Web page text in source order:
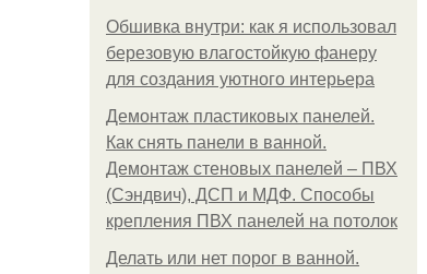
Обшивка внутри: как я использовал
березовую влагостойкую фанеру
для создания уютного интерьера
Демонтаж пластиковых панелей.
Как снять панели в ванной.
Демонтаж стеновых панелей – ПВХ
(Сэндвич), ДСП и МДФ. Способы
крепления ПВХ панелей на потолок
Делать или нет порог в ванной.